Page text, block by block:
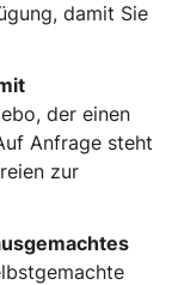
damit Sie
der einen
Anfrage steht
zur